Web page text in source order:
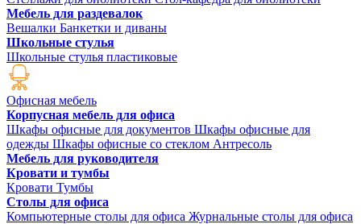
Мебель для раздевалок
Вешалки Банкетки и диваны
Школьные стулья
Школьные стулья пластиковые
Офисная мебель
Корпусная мебель для офиса
Шкафы офисные для документов Шкафы офисные для
одежды Шкафы офисные со стеклом Антресоль
Мебель для руководителя
Кровати и тумбы
Кровати Тумбы
Столы для офиса
Компьютерные столы для офиса Журнальные столы для офиса